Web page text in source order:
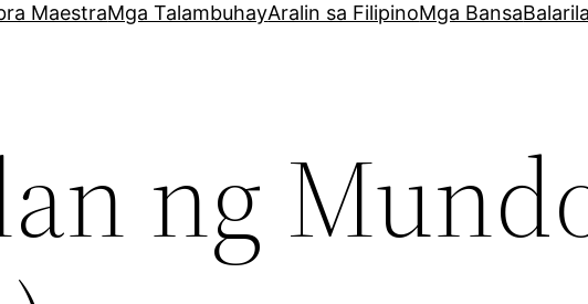
MaestraMga TalambuhayAralin sa FilipinoMga Bansa
ng